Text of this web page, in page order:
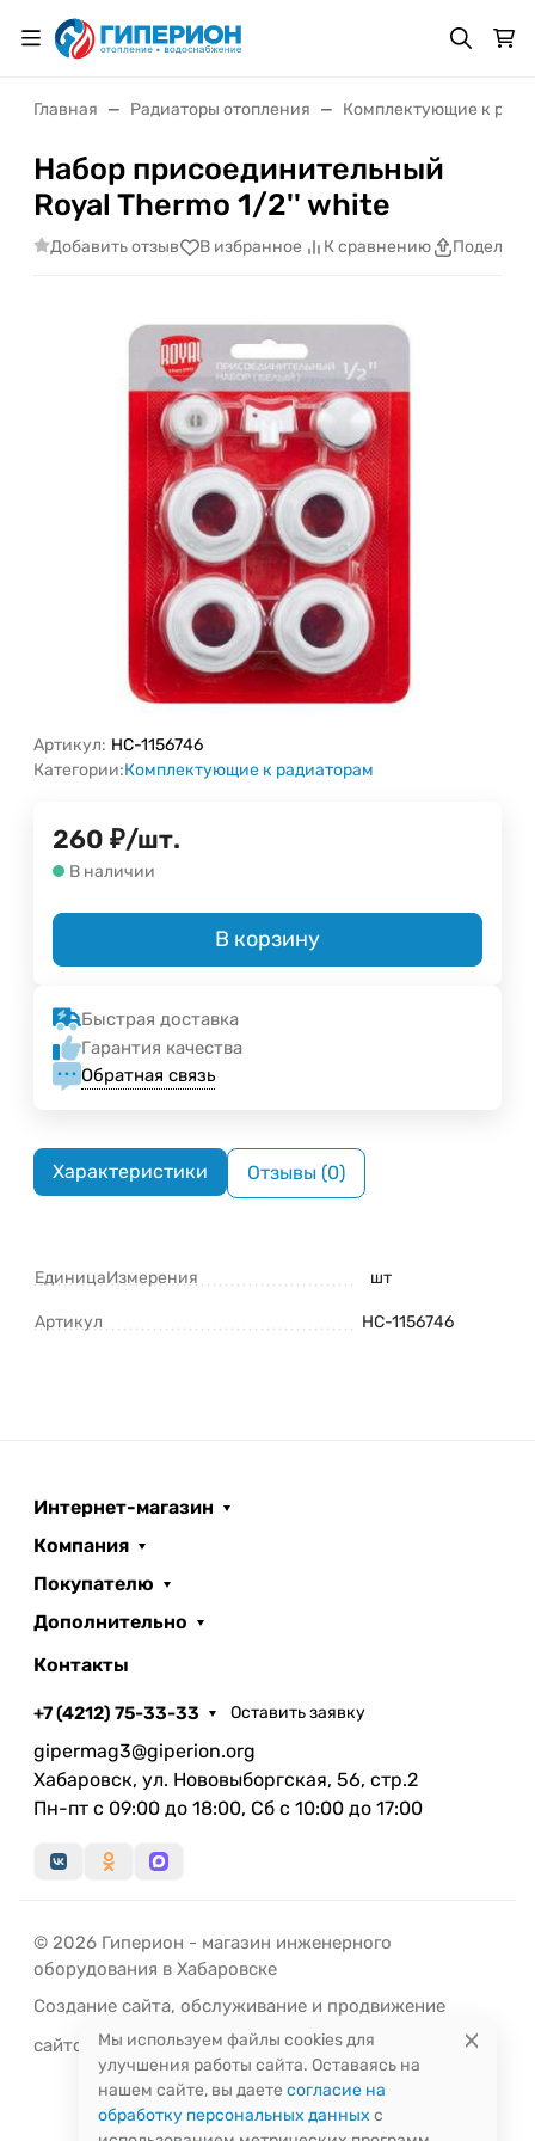
Главная Радиаторы отопления Комплектующие к
Набор присоединительный
Royal Thermo 1/2'' white
Добавить отзыв В избранное К сравнению
Артикул: НС-1156746
Категории:Комплектующие к радиаторам
260 ₽/шт.
В наличии
В корзину
Быстрая доставка
Гарантия качества
Обратная связь
Характеристики Отзывы (0)
ЕдиницаИзмерения шт
Артикул НС-1156746
Интернет-магазин
Компания
Покупателю
Дополнительно
Контакты
+7 (4212) 75-33-33 Оставить заявку
gipermag3@giperion.org
Хабаровск, ул. Нововыборгская, 56, стр.2
Пн-пт с 09:00 до 18:00, Сб с 10:00 до 17:00
© 2026 Гиперион - магазин инженерного
оборудования в Хабаровске
Создание сайта, обслуживание и продвижение
сайтов
-РЭДЛАЙН
Мы используем файлы cookies для
улучшения работы сайта. Оставаясь на
нашем сайте, вы даете согласие на
обработку персональных данных с